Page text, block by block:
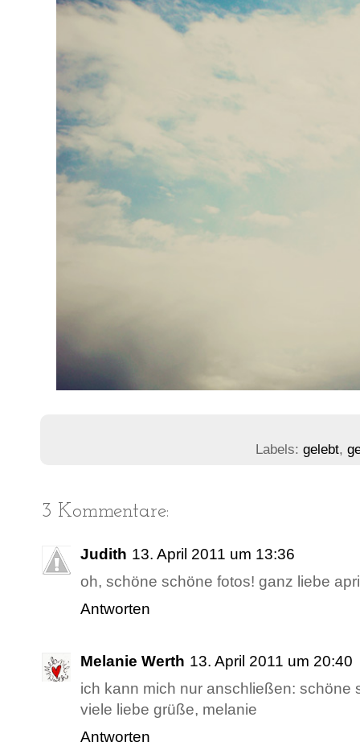
Labels:gelebt,
3 Kommentare:
Judith 13. April 2011 um 13:36
oh, schöne schöne fotos! ganz liebe
Antworten
Melanie Werth 13. April 2011 um 20:40
ich kann mich nur anschließen: schöne
viele liebe grüße, melanie
Antworten